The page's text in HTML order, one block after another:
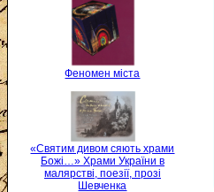
Феномен міста
«Святим дивом сяють храми
Божі…» Храми України в
малярстві, поезії, прозі
Шевченка